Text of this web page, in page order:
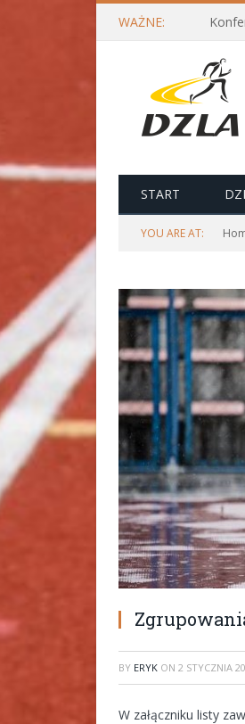
WAŻNE:
START
YOU ARE AT:
BY ERYK ON 2 STYCZNIA
W załączniku listy